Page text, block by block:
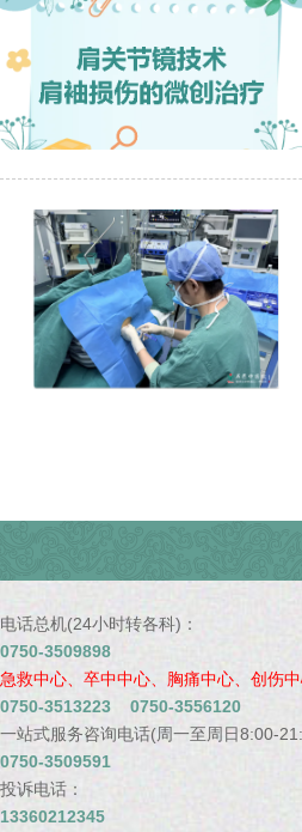
电话总机(24小时转各科)：
0750-3509898
急救中心、卒中中心、胸痛中心、创伤中
0750-3513223 0750-3556120
一站式服务咨询电话(周一至周日8:00-
0750-3509591
投诉电话：
13360212345